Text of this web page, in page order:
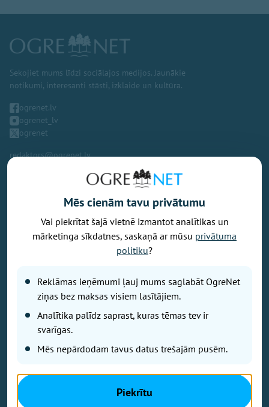
Sekojiet mums līdzi sociālajos medijos. Jaunākie
notikumi, interesanti stāsti, izklaide un kultūra.
ogrenet.lv
ogrenet_lv
ogrenet
redaktors@ogrenet.lv
Vēlaties izteikt savu viedokli par portālu? Pamanījāt kļūdu? Ir
problēma, ko vēlaties apspriest publiski? Vēlaties iesūtīt rakstu par
Jums aktuālu tēmu? Varbūt Jums vajadzīgs padoms? Rakstiet uz
Izdevējs: SIA "Ogres Balss".
Juridiskā adrese: Lāčplēša iela 24
Ētikas kodeks
Autortiesības
Kontakti
Mēs cienām tavu privātumu
Vai piekrītat šajā vietnē izmantot analītikas un
mārketinga sīkdatnes, saskaņā ar mūsu privātuma
politiku?
Reklāmas ieņēmumi ļauj mums saglabāt OgreNet
ziņas bez maksas visiem lasītājiem.
Analītika palīdz saprast, kuras tēmas tev ir
svarīgas.
Mēs nepārdodam tavus datus trešajām pusēm.
Piekrītu